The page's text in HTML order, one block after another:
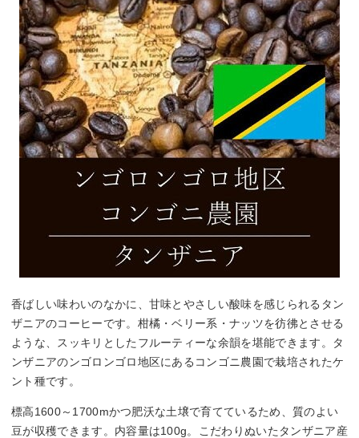
香ばしい味わいのなかに、甘味とやさしい酸味を感じられるタン
ザニアのコーヒーです。柑橘・ベリー系・ナッツを彷彿とさせる
ような、スッキリとしたフルーティーな余韻を堪能できます。タ
ンザニアのンゴロンゴロ地区にあるコンゴニ農園で栽培されたケ
ント種です。
標高1600～1700mかつ肥沃な土壌で育てているため、質のよい
豆が収穫できます。内容量は100g。こだわりぬいたタンザニア産